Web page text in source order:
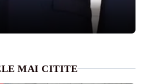
MAI CITITE